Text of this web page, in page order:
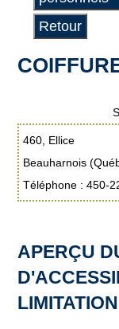
Retour
460, Ellice
Beauharnois
Téléphone : 450-
APERÇU
LIMITATION